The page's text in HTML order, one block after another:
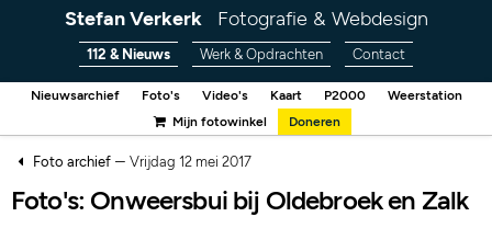
Stefan Verkerk Fotografie & Webdesign
112 & Nieuws Werk & Opdrachten Contact
Nieuwsarchief Foto's Video's Kaart P2000
Weerstation
Mijn fotowinkel
Doneren
Foto archief– Vrijdag 12 mei 2017
Foto's: Onweersbui bij Oldebroek en Zalk